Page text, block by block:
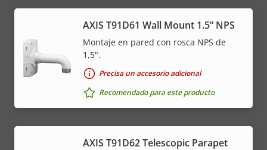
AXIS T91D61 Wall Mount 1.5” NPS
Montaje en pared con rosca NPS de
1,5".
Precisa un accesorio adicional
Recomendado para este producto
AXIS T91D62 Telescopic Parapet